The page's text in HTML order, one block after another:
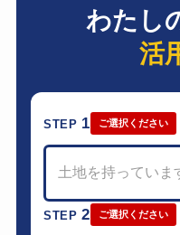
わたし
活
STEP 1 ご選択ください
土地を持っていま
STEP2 ご選択ください